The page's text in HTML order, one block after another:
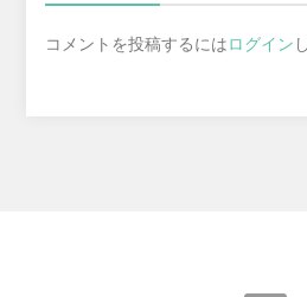
コメントを投稿するにはログイン